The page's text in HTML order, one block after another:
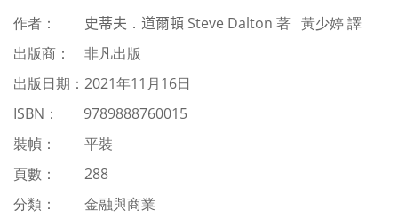
作者： 史蒂夫 ． 道爾頓 Steve Dalton 著 黃少婷 譯
出版商： 非凡出版
出版日期： 2021年11 月16日
ISBN ：
9789888760015
裝幀： 平裝
頁數： 288
分類：
金融與商業